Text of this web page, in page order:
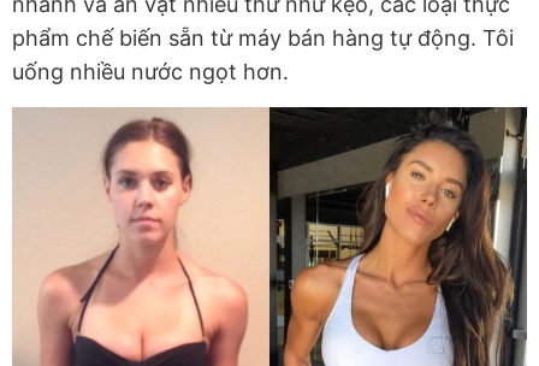
phẩm chế biến sẵn từ máy bán hàng tự động. Tôi
uống nhiều nước ngọt hơn.